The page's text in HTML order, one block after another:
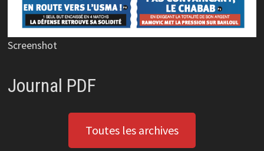
Screenshot
Journal PDF
Toutes les archives